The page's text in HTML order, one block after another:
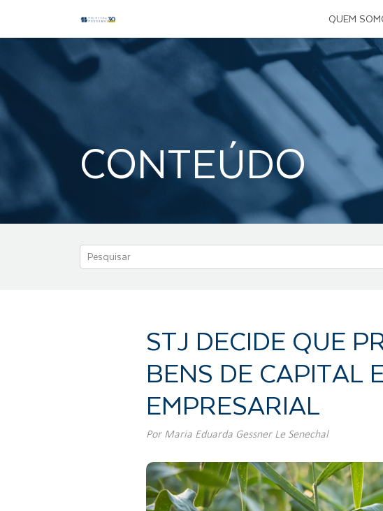
QUEM
Escritório
Estrutura
Políticas
Folder
CONTEÚDO
STJ DECIDE QUE
BENS DE CAPITAL
EMPRESARIAL
Por Maria Eduarda Gessner Le Senechal